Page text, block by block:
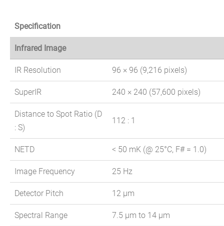
Specification
Infrared Image
IR Resolution 96 × 96 (9,216 pixels)
SuperIR 240 × 240 (57,600 pixels)
Distance to Spot Ratio (D
: S)
112 : 1
NETD < 50 mK (@ 25°C, F# = 1.0)
Image Frequency 25 Hz
Detector Pitch 12 μm
Spectral Range 7.5 μm to 14 μm